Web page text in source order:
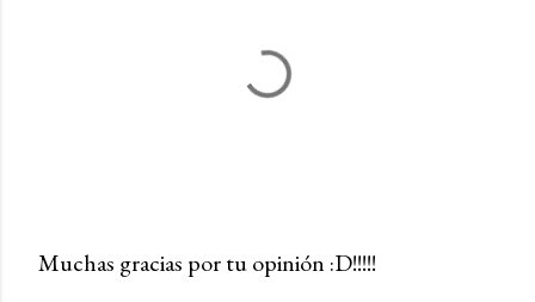
Muchas gracias por tu opinión :D!!!!!